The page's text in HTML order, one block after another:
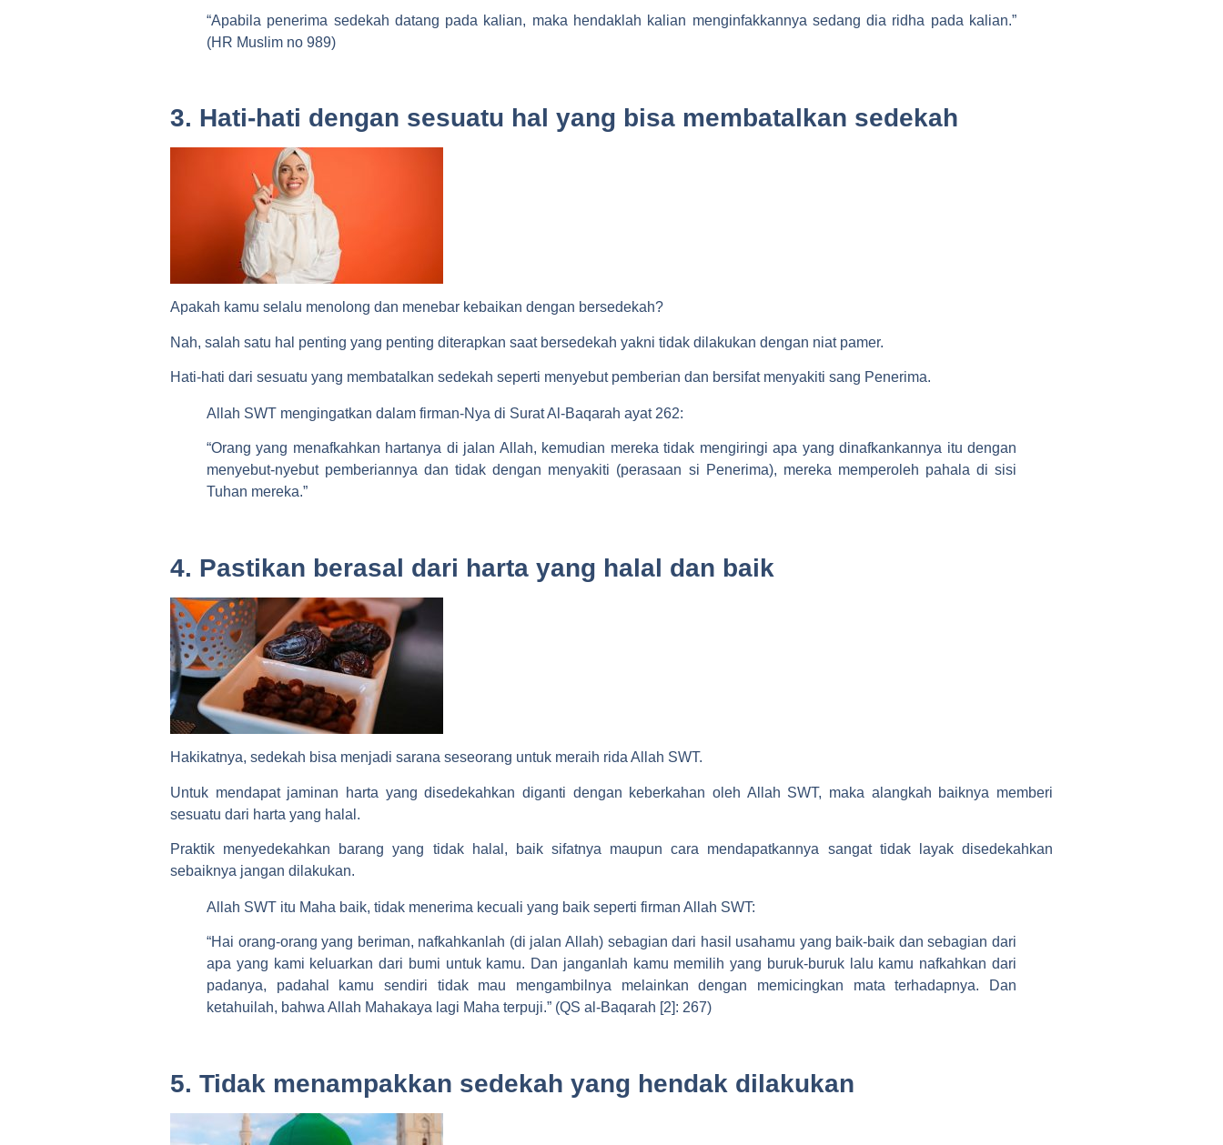
“Apabila penerima sedekah datang pada kalian, maka hendaklah kalian menginfakkannya sedang dia ridha pada kalian.”
(HR Muslim no 989)
3. Hati-hati dengan sesuatu hal yang bisa membatalkan sedekah
Apakah kamu selalu menolong dan menebar kebaikan dengan bersedekah?
Nah, salah satu hal penting yang penting diterapkan saat bersedekah yakni tidak dilakukan dengan niat pamer.
Hati-hati dari sesuatu yang membatalkan sedekah seperti menyebut pemberian dan bersifat menyakiti sang Penerima.
Allah SWT mengingatkan dalam firman-Nya di Surat Al-Baqarah ayat 262:
“Orang yang menafkahkan hartanya di jalan Allah, kemudian mereka tidak mengiringi apa yang dinafkankannya itu dengan
menyebut-nyebut pemberiannya dan tidak dengan menyakiti (perasaan si Penerima), mereka memperoleh pahala di sisi
Tuhan mereka.”
4. Pastikan berasal dari harta yang halal dan baik
Hakikatnya, sedekah bisa menjadi sarana seseorang untuk meraih rida Allah SWT.
Untuk mendapat jaminan harta yang disedekahkan diganti dengan keberkahan oleh Allah SWT, maka alangkah baiknya memberi
sesuatu dari harta yang halal.
Praktik menyedekahkan barang yang tidak halal, baik sifatnya maupun cara mendapatkannya sangat tidak layak disedekahkan
sebaiknya jangan dilakukan.
Allah SWT itu Maha baik, tidak menerima kecuali yang baik seperti firman Allah SWT:
“Hai orang-orang yang beriman, nafkahkanlah (di jalan Allah) sebagian dari hasil usahamu yang baik-baik dan sebagian dari
apa yang kami keluarkan dari bumi untuk kamu. Dan janganlah kamu memilih yang buruk-buruk lalu kamu nafkahkan dari
padanya, padahal kamu sendiri tidak mau mengambilnya melainkan dengan memicingkan mata terhadapnya. Dan
ketahuilah, bahwa Allah Mahakaya lagi Maha terpuji.” (QS al-Baqarah [2]: 267)
5. Tidak menampakkan sedekah yang hendak dilakukan